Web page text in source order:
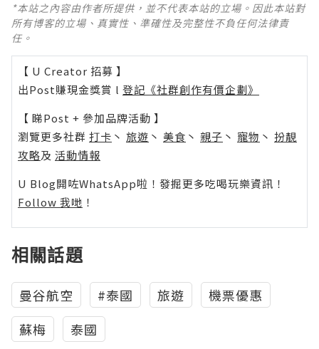
*本站之內容由作者所提供，並不代表本站的立場。因此本站對
所有博客的立場、真實性、準確性及完整性不負任何法律責
任。
【 U Creator 招募 】
出Post賺現金獎賞 l 登記《社群創作有價企劃》
【 睇Post + 參加品牌活動 】
瀏覽更多社群 打卡 丶 旅遊 丶 美食 丶 親子 丶 寵物 丶 扮靚
攻略及 活動情報
U Blog開咗WhatsApp啦！發掘更多吃喝玩樂資訊！
Follow 我哋 ！
相關話題
曼谷航空 #泰國 旅遊
機票優惠
蘇梅
泰國